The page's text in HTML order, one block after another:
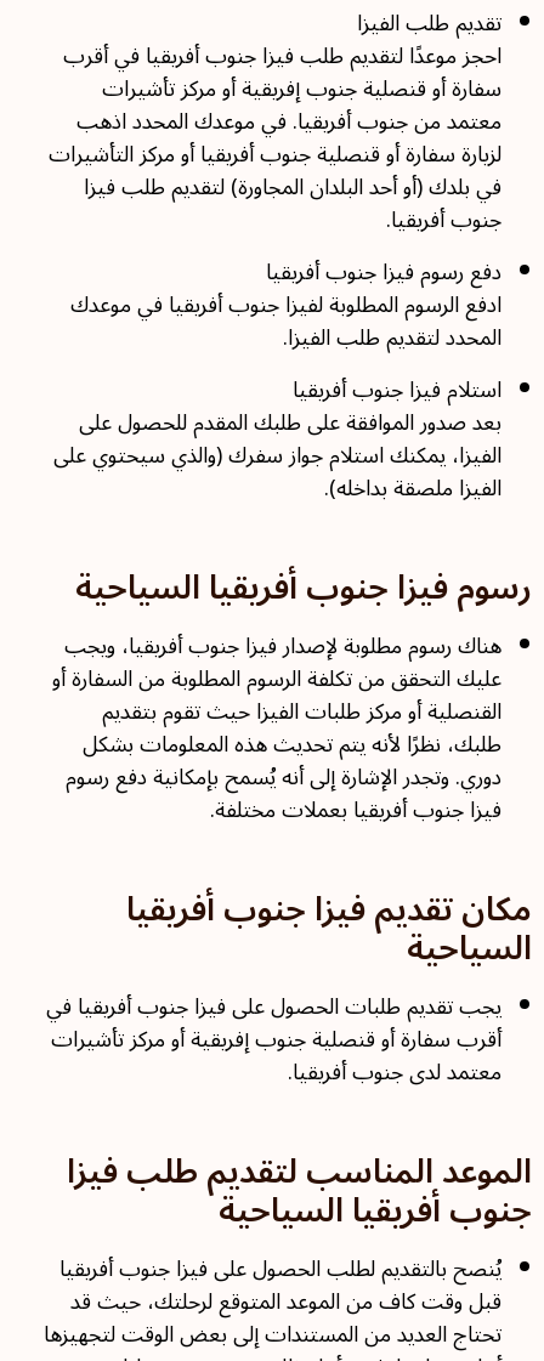
تقديم طلب الفيزا
احجز موعدًا لتقديم طلب فيزا جنوب أفريقيا في أقرب
سفارة أو قنصلية جنوب إفريقية أو مركز تأشيرات
معتمد من جنوب أفريقيا. في موعدك المحدد اذهب
لزيارة سفارة أو قنصلية جنوب أفريقيا أو مركز التأشيرات
في بلدك (أو أحد البلدان المجاورة) لتقديم طلب فيزا
جنوب أفريقيا.
دفع رسوم فيزا جنوب أفريقيا
ادفع الرسوم المطلوبة لفيزا جنوب أفريقيا في موعدك
المحدد لتقديم طلب الفيزا.
استلام فيزا جنوب أفريقيا
بعد صدور الموافقة على طلبك المقدم للحصول على
الفيزا، يمكنك استلام جواز سفرك (والذي سيحتوي على
الفيزا ملصقة بداخله).
رسوم فيزا جنوب أفريقيا السياحية
هناك رسوم مطلوبة لإصدار فيزا جنوب أفريقيا، ويجب
عليك التحقق من تكلفة الرسوم المطلوبة من السفارة أو
القنصلية أو مركز طلبات الفيزا حيث تقوم بتقديم
طلبك، نظرًا لأنه يتم تحديث هذه المعلومات بشكل
دوري. وتجدر الإشارة إلى أنه يُسمح بإمكانية دفع رسوم
فيزا جنوب أفريقيا بعملات مختلفة.
مكان تقديم فيزا جنوب أفريقيا
السياحية
يجب تقديم طلبات الحصول على فيزا جنوب أفريقيا في
أقرب سفارة أو قنصلية جنوب إفريقية أو مركز تأشيرات
معتمد لدى جنوب أفريقيا.
الموعد المناسب لتقديم طلب فيزا
جنوب أفريقيا السياحية
يُنصح بالتقديم لطلب الحصول على فيزا جنوب أفريقيا
قبل وقت كاف من الموعد المتوقع لرحلتك، حيث قد
تحتاج العديد من المستندات إلى بعض الوقت لتجهيزها